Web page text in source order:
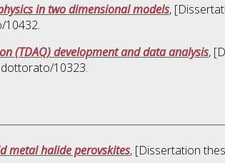
in two dimensional models,
10432.
(TDAQ) development and data analysis,
10323.
metal halide perovskites, [Dissertation